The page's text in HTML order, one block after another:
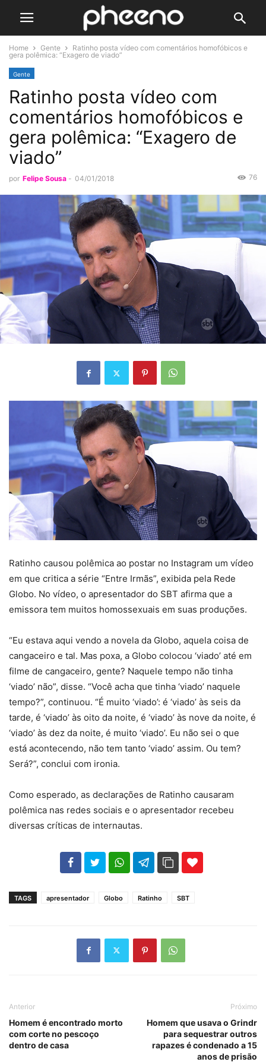
Home Gente
Ratinho posta vídeo com comentários homofóbicos e
gera polêmica: “Exagero de viado”
Gente
Ratinho posta vídeo com
comentários homofóbicos e
gera polêmica: “Exagero de
viado”
por Felipe Sousa - 04/01/2018 76
Ratinho causou polêmica ao postar no Instagram um vídeo
em que critica a série “Entre Irmãs”, exibida pela Rede
Globo. No vídeo, o apresentador do SBT afirma que a
emissora tem muitos homossexuais em suas produções.
“Eu estava aqui vendo a novela da Globo, aquela coisa de
cangaceiro e tal. Mas poxa, a Globo colocou ‘viado’ até em
filme de cangaceiro, gente? Naquele tempo não tinha
‘viado’ não”, disse. “Você acha que tinha ‘viado’ naquele
tempo?”, continuou. “É muito ‘viado’: é ‘viado’ às seis da
tarde, é ‘viado’ às oito da noite, é ‘viado’ às nove da noite, é
‘viado’ às dez da noite, é muito ‘viado’. Eu não sei o que
está acontecendo, não tem tanto ‘viado’ assim. Ou tem?
Será?”, conclui com ironia.
Como esperado, as declarações de Ratinho causaram
polêmica nas redes sociais e o apresentador recebeu
diversas críticas de internautas.
102 35
TAGS apresentador Globo Ratinho SBT
Anterior
Homem é encontrado morto
com corte no pescoço
dentro de casa
Próximo
Homem que usava o Grindr
para sequestrar outros
rapazes é condenado a 15
anos de prisão